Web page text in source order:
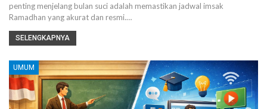
penting menjelang bulan suci adalah memastikan jadwal imsak
Ramadhan yang akurat dan resmi.…
SELENGKAPNYA
UMUM